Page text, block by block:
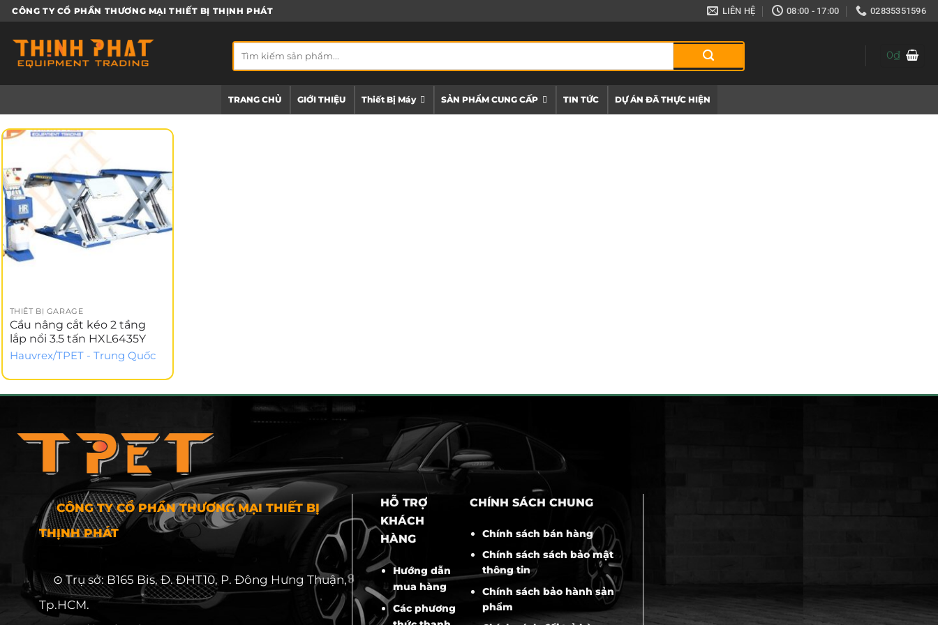
Bỏ
nội
dung
CÔNG TY CỔ PHẦN THƯƠNG MẠI THIẾT BỊ THỊNH PHÁT LIÊN HỆ 08:00 - 17:00 02835351596
kiếm:
0₫
TRANG CHỦ GIỚI THIỆU Thiết Bị Máy SẢN PHẨM CUNG CẤP TIN TỨC DỰ ÁN ĐÃ THỰC HIỆN
THIẾT BỊ GARAGE
Cầu nâng cắt kéo 2 tầng
lắp nổi 3.5 tấn HXL6435Y
Hauvrex/TPET - Trung Quốc
CÔNG TY CỔ PHẦN THƯƠNG MẠI THIẾT BỊ
THỊNH PHÁT
⊙ Trụ sở: B165 Bis, Đ. ĐHT10, P. Đông Hưng Thuận,
Tp.HCM.
HỖ TRỢ
KHÁCH
HÀNG
Hướng dẫn
mua hàng
Các phương
CHÍNH SÁCH CHUNG
Chính sách bán hàng
Chính sách sách bảo mật
thông tin
Chính sách bảo hành sản
phẩm